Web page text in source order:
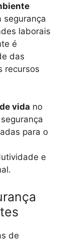
segurança
laborais
é
das
recursos
vida no
para o
e
de